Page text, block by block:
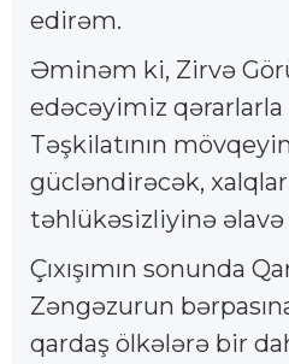
edirəm.
Əminəm ki, Zirvə
edəcəyimiz
Təşkilatının
gücləndirəcək,
təhlükəsizliyinə
Çıxışımın sonunda
Zəngəzurun
qardaş ölkələrə bir